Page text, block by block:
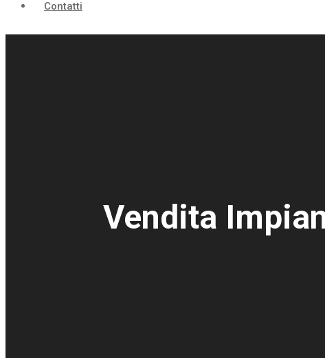
Contatti
Vendita